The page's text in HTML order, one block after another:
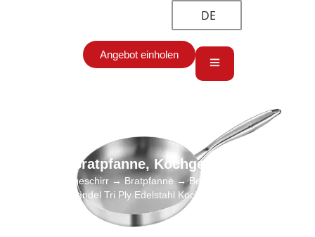
DE
Angebot einholen
Bratpfanne,Kochgeschirr
Kochgeschirr→Bratpfanne→ Beste Bratpfanne für Eier
Großhandel Tri Ply Edelstahl Kochgeschirr Fabrik